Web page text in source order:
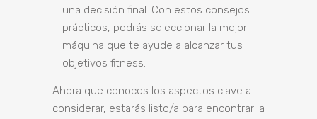
una decisión final. Con estos consejos
prácticos, podrás seleccionar la mejor
máquina que te ayude a alcanzar tus
objetivos fitness.
Ahora que conoces los aspectos clave a
considerar, estarás listo/a para encontrar la